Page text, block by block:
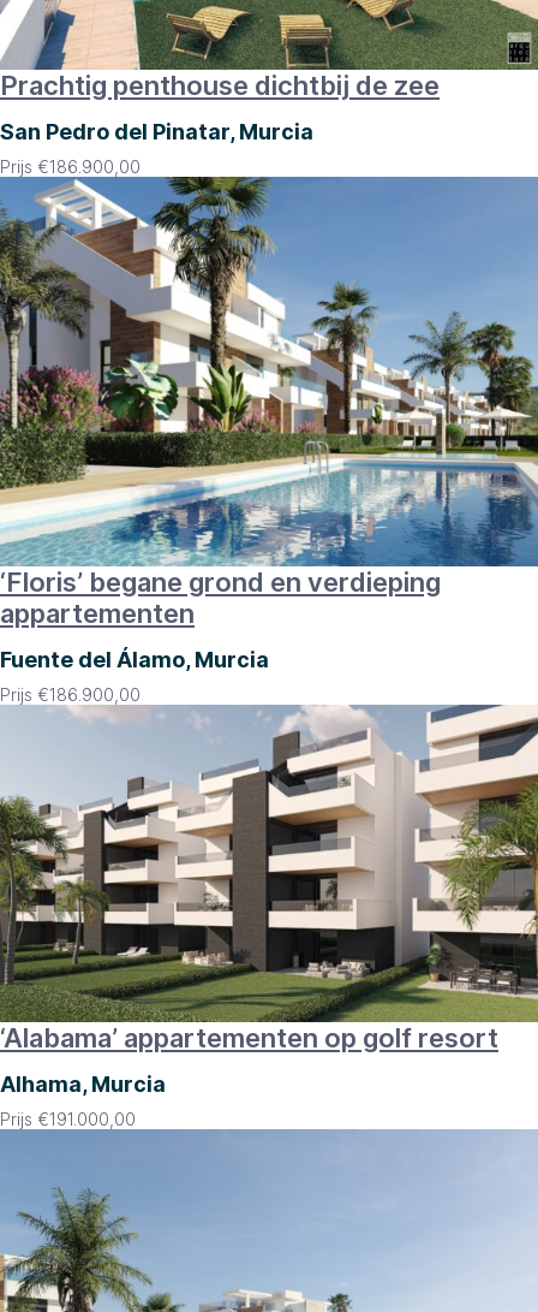
Prachtig penthouse dichtbij de zee
San Pedro del Pinatar, Murcia
Prijs €186.900,00
‘Floris’ begane grond en verdieping
appartementen
Fuente del Álamo, Murcia
Prijs €186.900,00
‘Alabama’ appartementen op golf resort
Alhama, Murcia
Prijs €191.000,00